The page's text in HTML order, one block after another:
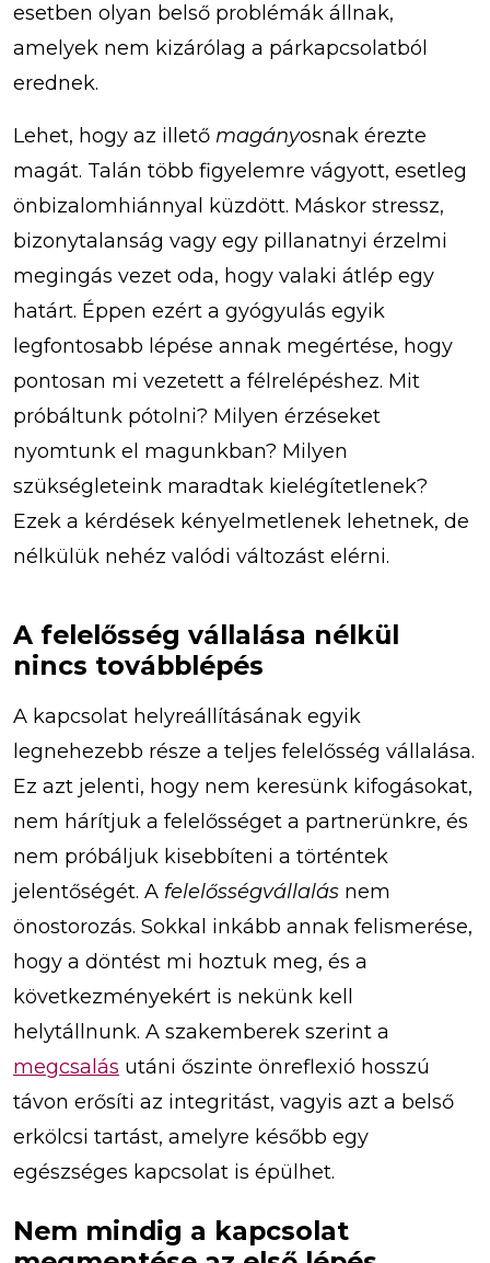
esetben olyan belső problémák állnak,
amelyek nem kizárólag a párkapcsolatból
erednek.
Lehet, hogy az illető magányosnak érezte
magát. Talán több figyelemre vágyott, esetleg
önbizalomhiánnyal küzdött. Máskor stressz,
bizonytalanság vagy egy pillanatnyi érzelmi
megingás vezet oda, hogy valaki átlép egy
határt. Éppen ezért a gyógyulás egyik
legfontosabb lépése annak megértése, hogy
pontosan mi vezetett a félrelépéshez. Mit
próbáltunk pótolni? Milyen érzéseket
nyomtunk el magunkban? Milyen
szükségleteink maradtak kielégítetlenek?
Ezek a kérdések kényelmetlenek lehetnek, de
nélkülük nehéz valódi változást elérni.
A felelősség vállalása nélkül
nincs továbblépés
A kapcsolat helyreállításának egyik
legnehezebb része a teljes felelősség vállalása.
Ez azt jelenti, hogy nem keresünk kifogásokat,
nem hárítjuk a felelősséget a partnerünkre, és
nem próbáljuk kisebbíteni a történtek
jelentőségét. A felelősségvállalás nem
önostorozás. Sokkal inkább annak felismerése,
hogy a döntést mi hoztuk meg, és a
következményekért is nekünk kell
helytállnunk. A szakemberek szerint a
megcsalás utáni őszinte önreflexió hosszú
távon erősíti az integritást, vagyis azt a belső
erkölcsi tartást, amelyre később egy
egészséges kapcsolat is épülhet.
Nem mindig a kapcsolat